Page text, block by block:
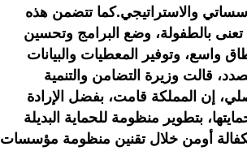
البناء المؤسساتي والاستراتيجي.كما تتضمن هذه
بالطفولة، وضع البرامج وتحسين
وتوفير المعطيات والبيانات
قالت وزيرة التضامن والتنمية
إن المملكة قامت، بفضل الإرادة
بتطوير منظومة للحماية البديلة
أومن خلال تقنين منظومة مؤسسات